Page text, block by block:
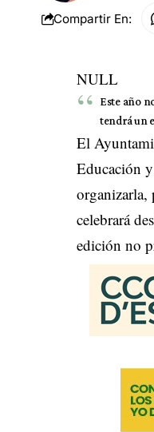
Compartir En:
NULL
Este año
tendrá un
El
Educación
organizarla,
celebrará
edición no